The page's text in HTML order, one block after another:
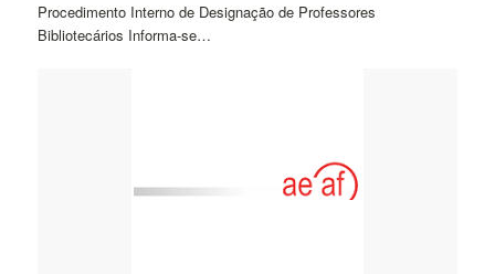
Procedimento Interno de Designação de Professores
Bibliotecários Informa-se…